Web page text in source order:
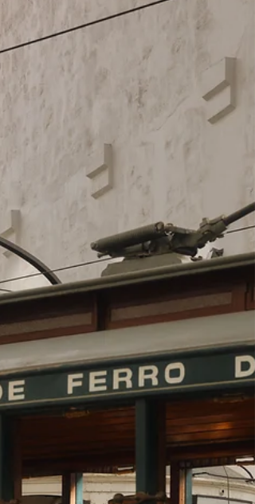
computadores e tablets surgiu a partir de estudos
laboratoriais r